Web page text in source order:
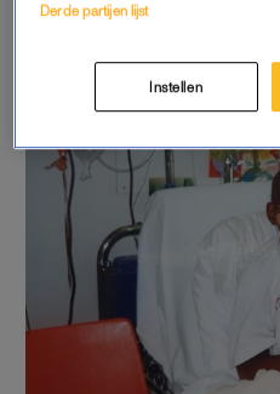
Cherine tijdens haar behandeling:
Derde partijen lijst
Instellen